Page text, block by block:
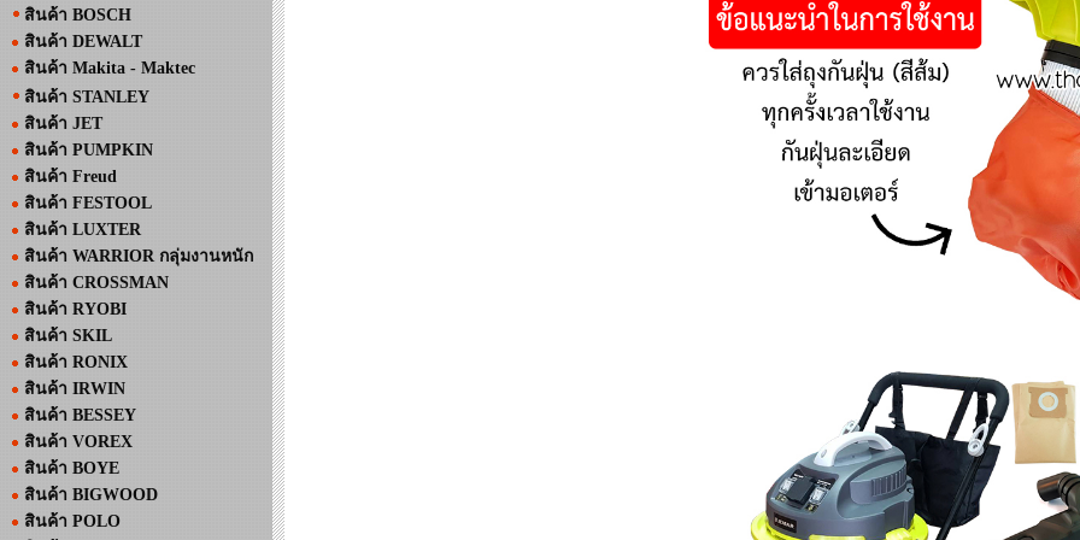
สินค้า BOSCH
สินค้า DEWALT
สินค้า Makita - Maktec
สินค้า STANLEY
สินค้า JET
สินค้า PUMPKIN
สินค้า Freud
สินค้า FESTOOL
สินค้า LUXTER
สินค้า WARRIOR กลุ่มงานหนัก
สินค้า CROSSMAN
สินค้า RYOBI
สินค้า SKIL
สินค้า RONIX
สินค้า IRWIN
สินค้า BESSEY
สินค้า VOREX
สินค้า BOYE
สินค้า BIGWOOD
สินค้า POLO